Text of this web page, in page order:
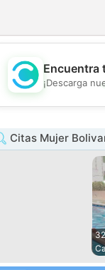
Encuentra
¡Descarga
Citas Mujer